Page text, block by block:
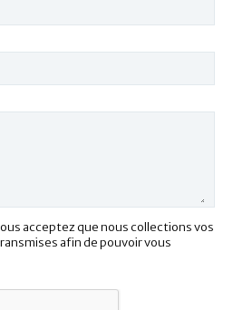
acceptez que nous collections vos
afin de pouvoir vous